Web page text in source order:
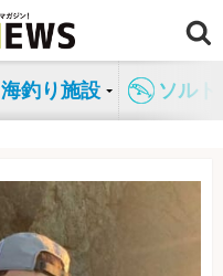
海釣り施設 ソル